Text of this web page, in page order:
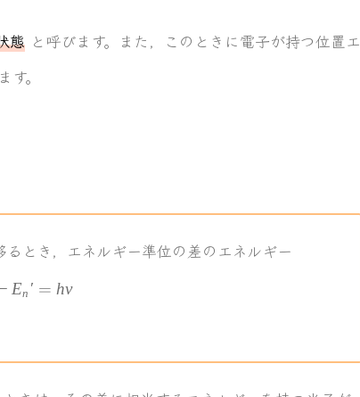
態 と呼びます。また，このときに電子が持つ位置エ
。
とき，エネルギー準位の差のエネルギー
E_n-E_n\mskip 1mu\prime =h\nu
− En ′ = hν